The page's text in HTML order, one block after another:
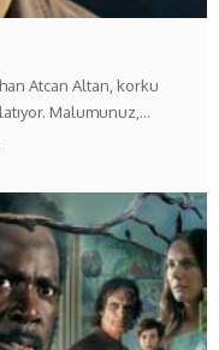
Atcan Altan, korku
Malumunuz,…